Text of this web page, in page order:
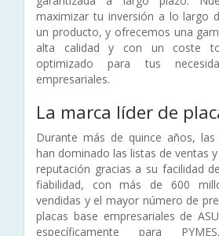
maximizar tu inversión a lo largo
un producto, y ofrecemos una
alta calidad y con un coste
optimizado para tus
empresariales.
La marca líder de
Durante más de quince años, las
han dominado las listas de ventas
reputación gracias a su facilidad
fiabilidad, con más de 600
vendidas y el mayor número de
placas base empresariales de
específicamente para